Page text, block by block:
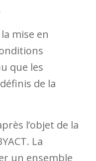
mise en
que les
de la
l’objet de la
La
un ensemble